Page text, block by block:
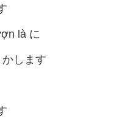
là に
します